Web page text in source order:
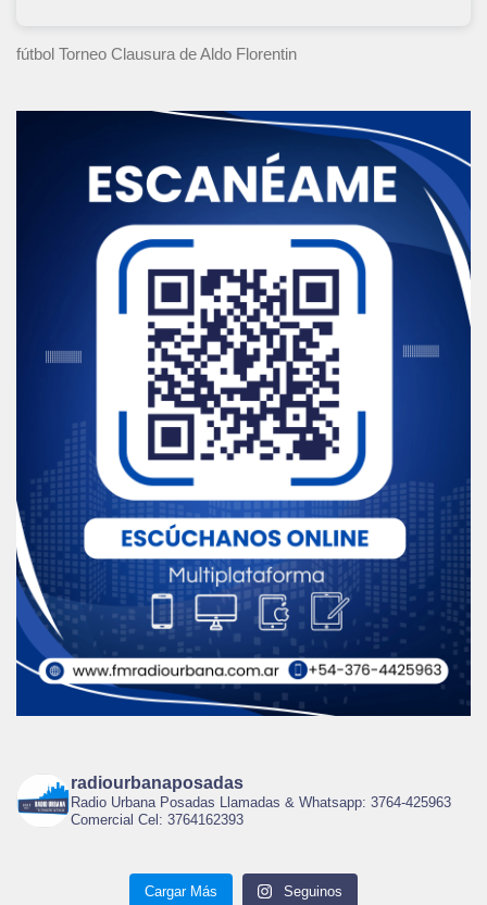
fútbol Torneo Clausura de Aldo Florentin
radiourbanaposadas
Radio Urbana Posadas Llamadas & Whatsapp: 3764-425963
Comercial Cel: 3764162393
Cargar Más Seguinos